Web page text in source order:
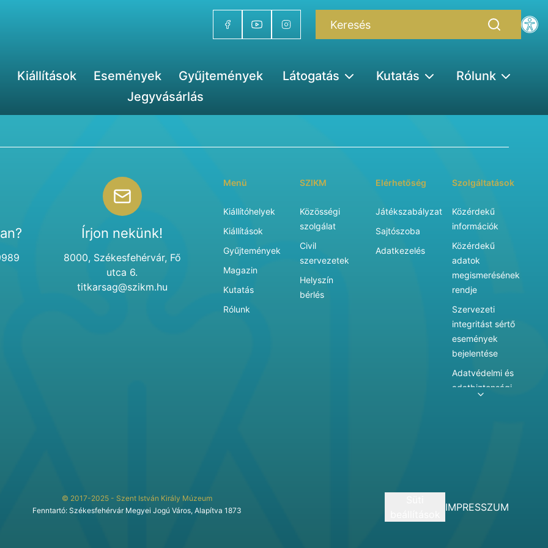
Kiállítások Események Gyűjtemények Látogatás Kutatás
Rólunk
Jegyvásárlás
Írjon nekünk!
8000, Székesfehérvár, Fő
utca 6.
titkarsag@szikm.hu
Menü
Kiállítóhelyek
Kiállítások
Gyűjtemények
Magazin
Kutatás
Rólunk
SZIKM
Közösségi
szolgálat
Civil
szervezetek
Helyszín
bérlés
Elérhetőség
Játékszabályzat
Sajtószoba
Adatkezelés
Szolgáltatások
Közérdekű
információk
Közérdekű
adatok
megismerésének
rendje
Szervezeti
integritást sértő
események
bejelentése
Adatvédelmi és
adatbiztonsági
szolgáltatásai
© 2017-2025 - Szent István Király Múzeum
Fenntartó: Székesfehérvár Megyei Jogú Város, Alapítva 1873
IMPRESSZUM